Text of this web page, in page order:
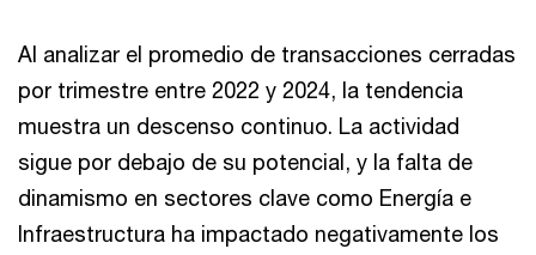
Al analizar el promedio de transacciones cerradas
por trimestre entre 2022 y 2024, la tendencia
muestra un descenso continuo. La actividad
sigue por debajo de su potencial, y la falta de
dinamismo en sectores clave como Energía e
Infraestructura ha impactado negativamente los